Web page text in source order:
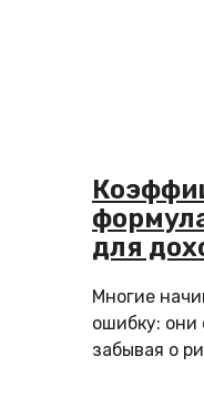
для
Многие
ошибку: они
забывая о